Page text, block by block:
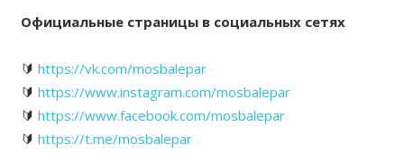
Официальные страницы в социальных сетях
🔰 https://vk.com/mosbalepar
🔰 https://www.instagram.com/mosbalepar
🔰 https://www.facebook.com/mosbalepar
🔰 https://t.me/mosbalepar